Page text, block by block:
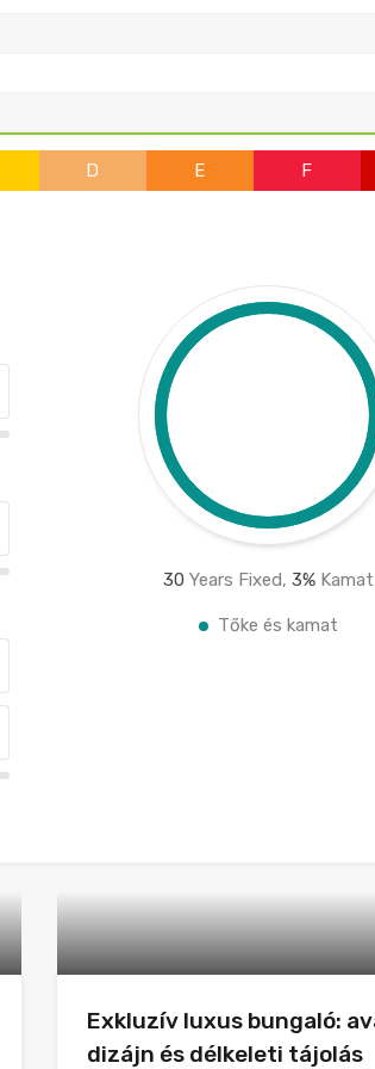
D E F
30 Years Fixed, 3%Kamat
Tőke és kamat
Exkluzív luxus bungaló:
dizájn és délkeleti tájolás